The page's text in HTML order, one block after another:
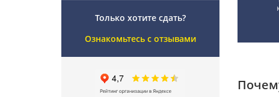
Только хотите сдать?
Ознакомьтесь с отзывами